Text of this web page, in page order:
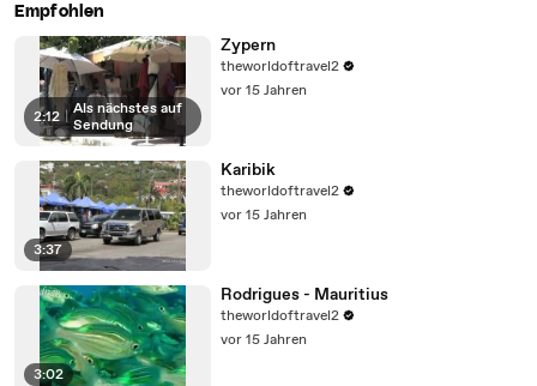
Empfohlen
2:12
Als nächstes auf
Sendung
Zypern
theworldoftravel2
vor 15 Jahren
3:37
Karibik
theworldoftravel2
vor 15 Jahren
3:02
Rodrigues - Mauritius
theworldoftravel2
vor 15 Jahren